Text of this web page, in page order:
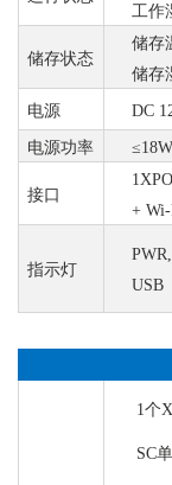
工作
储存状态
储存
储存
电源 DC
电源功率 ≤18W
接口
+
指示灯
USB
1个
SC